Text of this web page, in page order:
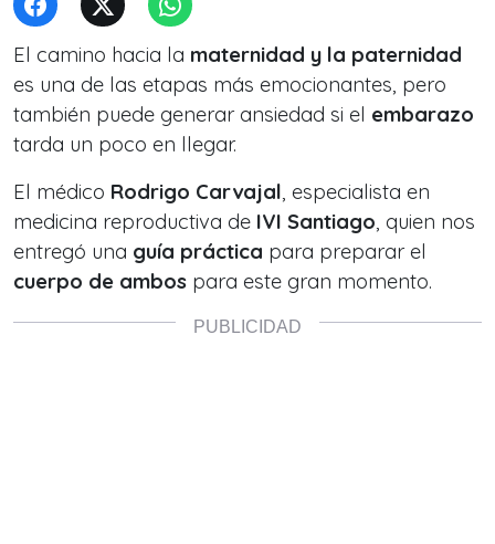
El camino hacia la maternidad y la paternidad
es una de las etapas más emocionantes, pero
también puede generar ansiedad si el embarazo
tarda un poco en llegar.
El médico Rodrigo Carvajal, especialista en
medicina reproductiva de IVI Santiago, quien nos
entregó una guía práctica para preparar el
cuerpo de ambos para este gran momento.